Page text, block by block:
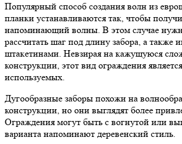
Популярный способ создания волн из
планки устанавливаются так, чтобы
напоминающий волны. В этом случае
рассчитать шаг под длину забора, а также
штакетинами. Невзирая на кажущуюся
конструкции, этот вид ограждения
используемых.
Дугообразные заборы похожи на
конструкции, но они выглядят более
Ограждения могут быть с вогнутой или
варианта напоминают деревенский стиль.